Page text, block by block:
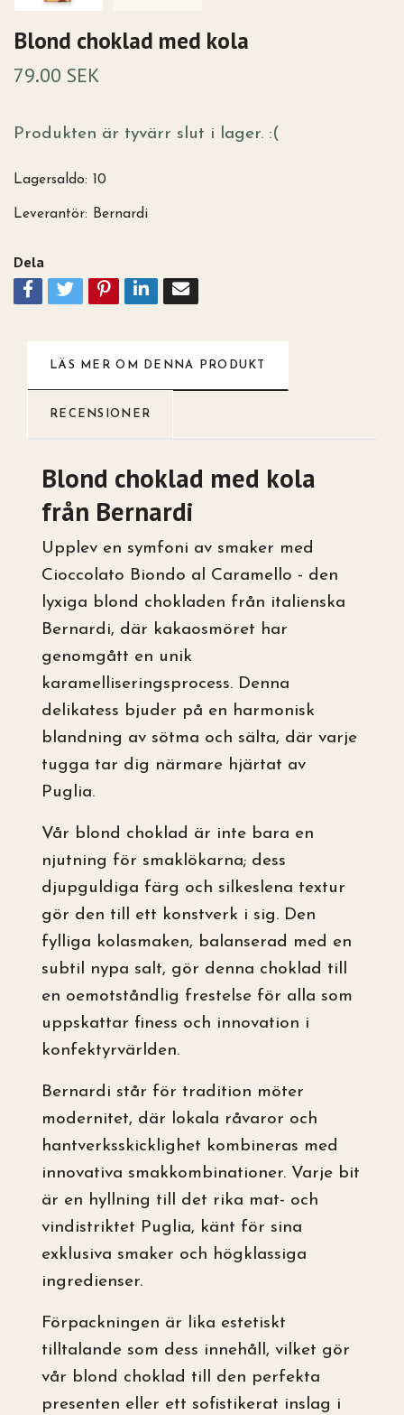
Blond choklad med kola
79.00 SEK
Produkten är tyvärr slut i lager. :(
Lagersaldo: 10
Leverantör: Bernardi
Dela
LÄS MER OM DENNA PRODUKT
RECENSIONER
Blond choklad med kola
från Bernardi
Upplev en symfoni av smaker med
Cioccolato Biondo al Caramello - den
lyxiga blond chokladen från italienska
Bernardi, där kakaosmöret har
genomgått en unik
karamelliseringsprocess. Denna
delikatess bjuder på en harmonisk
blandning av sötma och sälta, där varje
tugga tar dig närmare hjärtat av
Puglia.
Vår blond choklad är inte bara en
njutning för smaklökarna; dess
djupguldiga färg och silkeslena textur
gör den till ett konstverk i sig. Den
fylliga kolasmaken, balanserad med en
subtil nypa salt, gör denna choklad till
en oemotståndlig frestelse för alla som
uppskattar finess och innovation i
konfektyrvärlden.
Bernardi står för tradition möter
modernitet, där lokala råvaror och
hantverksskicklighet kombineras med
innovativa smakkombinationer. Varje bit
är en hyllning till det rika mat- och
vindistriktet Puglia, känt för sina
exklusiva smaker och högklassiga
ingredienser.
Förpackningen är lika estetiskt
tilltalande som dess innehåll, vilket gör
vår blond choklad till den perfekta
presenten eller ett sofistikerat inslag i